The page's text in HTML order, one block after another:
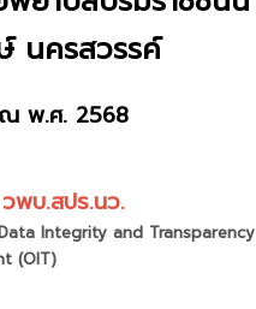
นครสวรรค์
ณ พ.ศ. 2568
พบ.สปร.นว.
Integrity and Transparency
(OIT)